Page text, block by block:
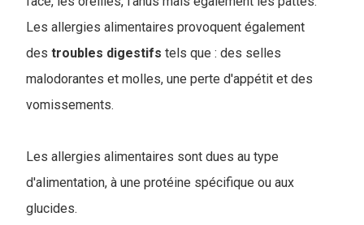
Les allergies alimentaires provoquent également
des troubles digestifs tels que : des selles
malodorantes et molles, une perte d'appétit et des
vomissements.
Les allergies alimentaires sont dues au type
d'alimentation, à une protéine spécifique ou aux
glucides.